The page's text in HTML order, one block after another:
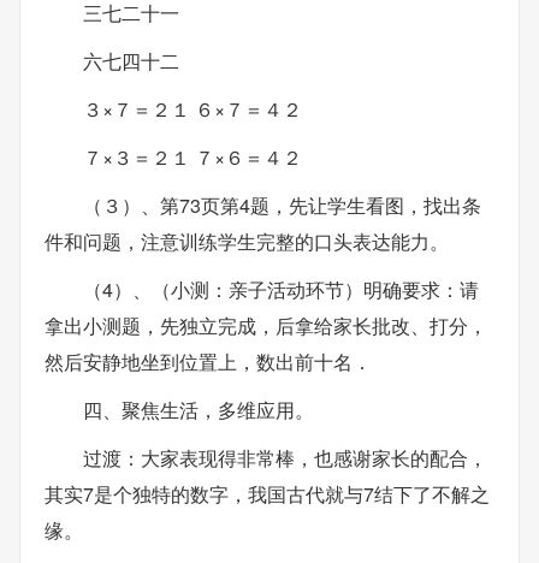
三七二十一
六七四十二
３×７＝２１ ６×７＝４２
７×３＝２１ ７×６＝４２
（３）、第73页第4题，先让学生看图，找出条
件和问题，注意训练学生完整的口头表达能力。
（4）、（小测：亲子活动环节）明确要求：请
拿出小测题，先独立完成，后拿给家长批改、打分，
然后安静地坐到位置上，数出前十名．
四、聚焦生活，多维应用。
过渡：大家表现得非常棒，也感谢家长的配合，
其实7是个独特的数字，我国古代就与7结下了不解之
缘。